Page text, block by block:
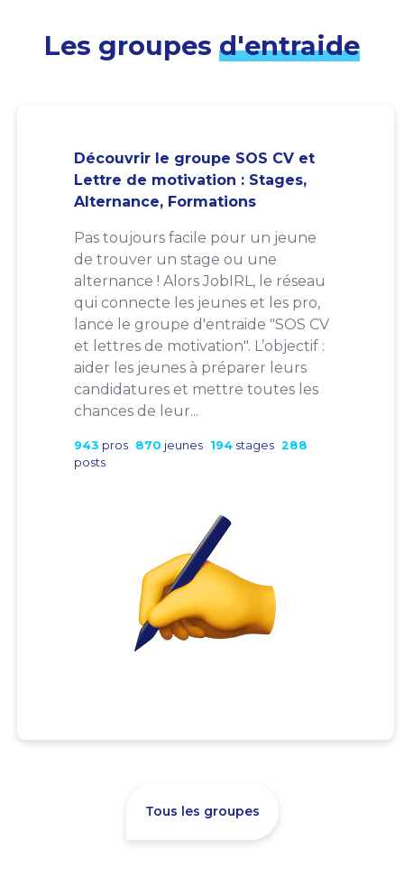
Les groupes d'entraide
Découvrir le groupe SOS CV et
Lettre de motivation : Stages,
Alternance, Formations
Pas toujours facile pour un jeune
de trouver un stage ou une
alternance ! Alors JobIRL, le réseau
qui connecte les jeunes et les pro,
lance le groupe d'entraide "SOS CV
et lettres de motivation". L’objectif :
aider les jeunes à préparer leurs
candidatures et mettre toutes les
chances de leur...
943 pros 870 jeunes 194 stages 288
posts
Tous les groupes